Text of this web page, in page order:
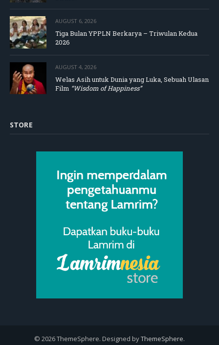
AUGUST 6, 2026
Tiga Bulan YPPLN Berkarya – Triwulan Kedua
2026
AUGUST 4, 2026
Welas Asih untuk Dunia yang Luka, Sebuah Ulasan
Film “Wisdom of Happiness”
STORE
© 2026 ThemeSphere. Designed byThemeSphere.